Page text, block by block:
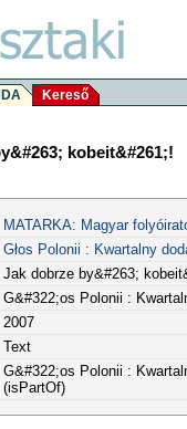
Kereső
kobeit&#261;!
MATARKA: Magyar
Głos Polonii : Kwartalny
Jak dobrze by&#263;
G&#322;os Polonii :
2007
Text
G&#322;os Polonii :
(isPartOf)